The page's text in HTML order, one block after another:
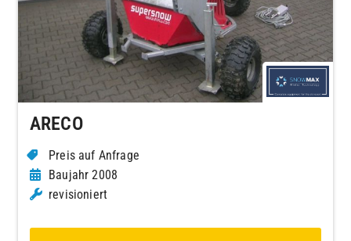
ARECO
Preis auf Anfrage
Baujahr 2008
revisioniert